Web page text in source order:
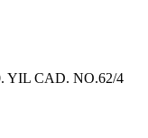
YIL CAD. NO.62/4